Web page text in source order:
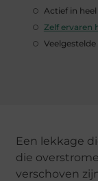
Actief in
Zelf ervaren
Veelgestelde
Een lekkage
die
verschoven